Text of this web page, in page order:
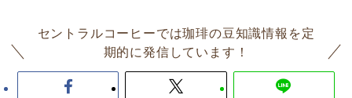
セントラルコーヒーでは珈琲の豆知識情報を定
期的に発信しています！